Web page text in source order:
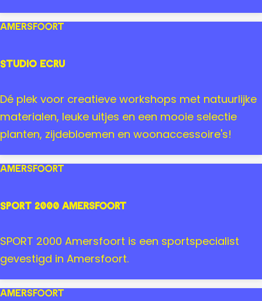
t
i
k
c
o
u
t
c
n
A
m
e
n
d
m
n
A
m
r
f
o
r
Studio Ecru
S
t
u
d
i
E
r
u
Dé plek voor creatieve workshops met natuurlijke
materialen, leuke uitjes en een mooie selectie
planten, zijdebloemen en woonaccessoire's!
Amersfoort
SPORT 2000 Amersfoort
S
P
O
R
SPORT 2000 Amersfoort is een sportspecialist
gevestigd in Amersfoort.
Amersfoort
Amersfoort